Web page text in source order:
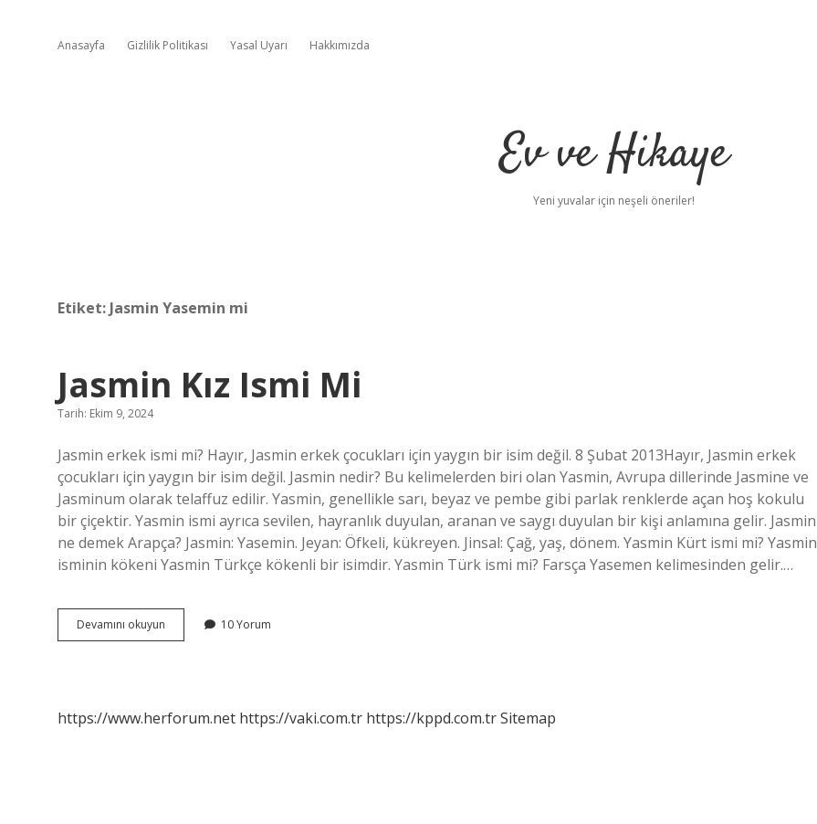
Anasayfa Gizlilik Politikası Yasal Uyarı Hakkımızda
Ev ve Hikaye
Yeni yuvalar için neşeli öneriler!
Etiket: Jasmin Yasemin mi
Jasmin Kız Ismi Mi
Tarih: Ekim 9, 2024
Jasmin erkek ismi mi? Hayır, Jasmin erkek çocukları için yaygın bir isim değil. 8 Şubat 2013Hayır, Jasmin erkek
çocukları için yaygın bir isim değil. Jasmin nedir? Bu kelimelerden biri olan Yasmin, Avrupa dillerinde Jasmine ve
Jasminum olarak telaffuz edilir. Yasmin, genellikle sarı, beyaz ve pembe gibi parlak renklerde açan hoş kokulu
bir çiçektir. Yasmin ismi ayrıca sevilen, hayranlık duyulan, aranan ve saygı duyulan bir kişi anlamına gelir. Jasmin
ne demek Arapça? Jasmin: Yasemin. Jeyan: Öfkeli, kükreyen. Jinsal: Çağ, yaş, dönem. Yasmin Kürt ismi mi? Yasmin
isminin kökeni Yasmin Türkçe kökenli bir isimdir. Yasmin Türk ismi mi? Farsça Yasemen kelimesinden gelir.…
Devamını okuyun
Kız
10 Yorum
https://www.herforum.net https://vaki.com.tr https://kppd.com.trSitemap